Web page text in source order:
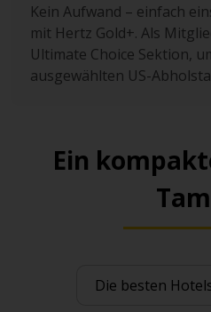
Kein Aufwand – einfach
mit Hertz Gold+. Als
Ultimate Choice Sektion,
ausgewählten US-
Ein